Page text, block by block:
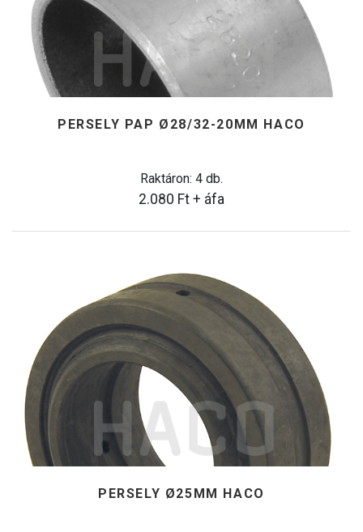
PERSELY PAP Ø28/32-20MM HACO
Raktáron: 4 db.
2.080 Ft + áfa
PERSELY Ø25MM HACO